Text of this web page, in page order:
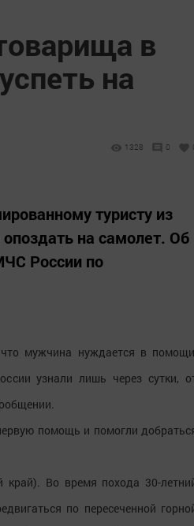
в
на
1328 0
туристу из
на самолет. Об
России по
мужчина нуждается в
узнали лишь через сутки,
помощь и помогли
край). Во время похода 30-
по пересеченной